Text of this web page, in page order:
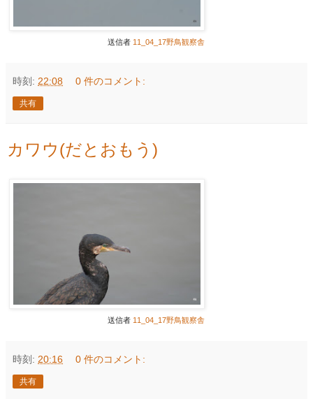
送信者 11_04_17野鳥観察舎
時刻: 22:08 0 件のコメント:
共有
カワウ(だとおもう)
送信者 11_04_17野鳥観察舎
時刻: 20:16 0 件のコメント:
共有